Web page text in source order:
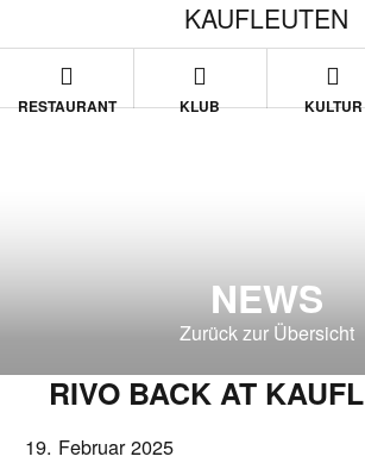
KAUFLEUTEN
RESTAURANT KLUB KULTUR
NEWS
Zurück zur Übersicht
RIVO BACK AT
19. Februar 2025